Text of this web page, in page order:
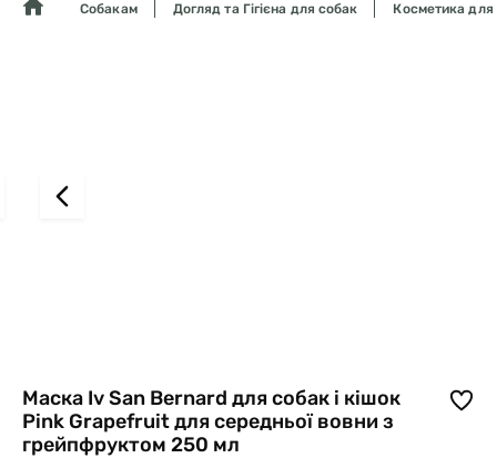
Собакам Догляд та Гігієна для собак Косметика для
Маска Iv San Bernard для собак і кішок
Pink Grapefruit для середньої вовни з
грейпфруктом 250 мл